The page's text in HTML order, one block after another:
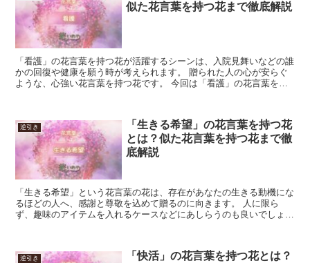
似た花言葉を持つ花まで徹底解説
「看護」の花言葉を持つ花が活躍するシーンは、入院見舞いなどの誰
かの回復や健康を願う時が考えられます。 贈られた人の心が安らぐ
ような、心強い花言葉を持つ花です。 今回は「看護」の花言葉を持
逆引き
「生きる希望」の花言葉を持つ花
とは？似た花言葉を持つ花まで徹
底解説
「生きる希望」という花言葉の花は、存在があなたの生きる動機にな
るほどの人へ、感謝と尊敬を込めて贈るのに向きます。 人に限ら
ず、趣味のアイテムを入れるケースなどにあしらうのも良いでしょ
逆引き
「快活」の花言葉を持つ花とは？